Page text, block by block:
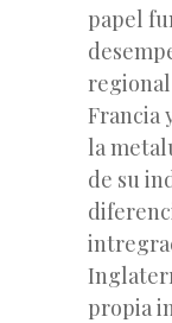
papel
Francia
la
de su
propia